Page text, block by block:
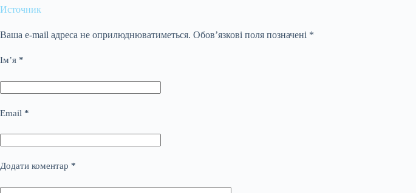
Источник
Ваша e-mail адреса не оприлюднюватиметься. Обов’язкові поля позначені *
Ім’я *
Email *
Додати коментар *